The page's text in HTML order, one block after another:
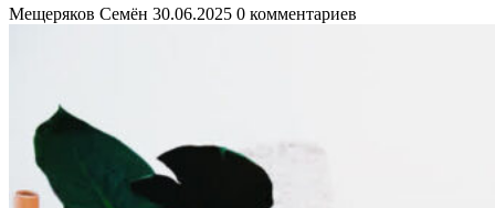
Мещеряков Семён 30.06.2025 0 комментариев